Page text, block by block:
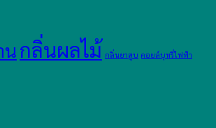
นกลิ่นผลไม้ กลิ่นยาสูบ คอยล์บุหรี่ไฟฟ้า